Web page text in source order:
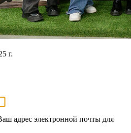
г.
адрес электронной почты для